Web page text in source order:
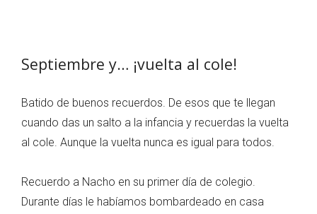
Septiembre y… ¡vuelta al cole!
Batido de buenos recuerdos. De esos que te llegan
cuando das un salto a la infancia y recuerdas la vuelta
al cole. Aunque la vuelta nunca es igual para todos.
Recuerdo a Nacho en su primer día de colegio.
Durante días le habíamos bombardeado en casa